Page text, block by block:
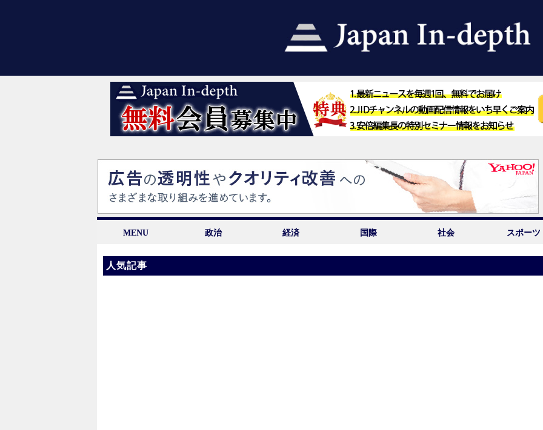
MENU 政治 経済 国際 社会 スポーツ
人気記事